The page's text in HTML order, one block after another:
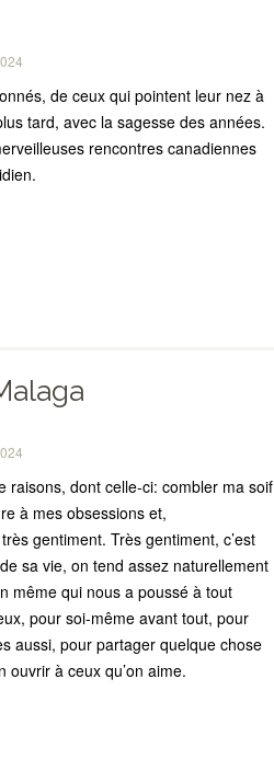
de ceux qui pointent leur nez à
tard, avec la sagesse des années.
rencontres canadiennes
raisons, dont celle-ci: combler ma soif
à mes obsessions et,
gentiment. Très gentiment, c’est
sa vie, on tend assez naturellement
même qui nous a poussé à tout
pour soi-même avant tout, pour
aussi, pour partager quelque chose
ouvrir à ceux qu’on aime.